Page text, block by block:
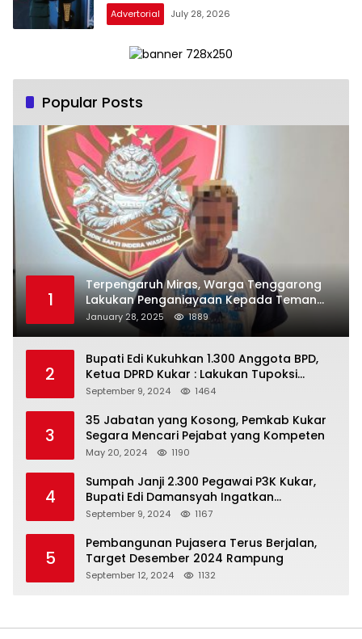
Advertorial July 28, 2026
Popular Posts
1
Terpengaruh Miras, Warga Tenggarong
Lakukan Penganiayaan Kepada Teman
Sendiri
January 28, 2025 1889
2
Bupati Edi Kukuhkan 1.300 Anggota BPD,
Ketua DPRD Kukar : Lakukan Tupoksi
Dengan Baik Untuk Wujudkan
September 9, 2024 1464
3
35 Jabatan yang Kosong, Pemkab Kukar
Segara Mencari Pejabat yang Kompeten
May 20, 2024 1190
4
Sumpah Janji 2.300 Pegawai P3K Kukar,
Bupati Edi Damansyah Ingatkan
Tanggung Jawab Baru
September 9, 2024 1167
5
Pembangunan Pujasera Terus Berjalan,
Target Desember 2024 Rampung
September 12, 2024 1132